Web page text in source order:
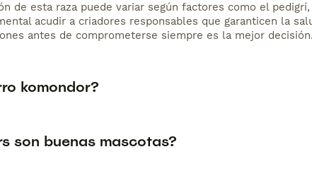
de esta raza puede variar según factores como el
acudir a criadores responsables que garanticen la
antes de comprometerse siempre es la mejor decisión.
komondor?
son buenas mascotas?